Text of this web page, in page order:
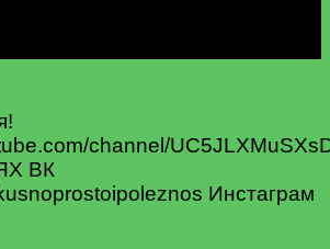
channel/
ВК
Инстаграм